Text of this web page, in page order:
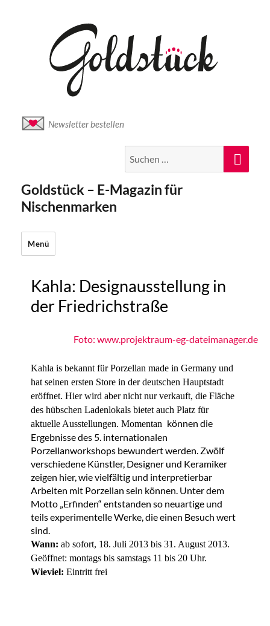
Newsletter bestellen
nach:
Goldstück – E-Magazin für
Nischenmarken
Menü
Kahla: Designausstellung in
der Friedrichstraße
Foto: www.projektraum-eg-dateimanager.de
Kahla is bekannt für Porzellan made in Germany und
hat seinen ersten Store in der deutschen Hauptstadt
eröffnet. Hier wird aber nicht nur verkauft, die Fläche
des hübschen Ladenlokals bietet auch Platz für
aktuelle Ausstellungen. Momentan können die
Ergebnisse des 5. internationalen
Porzellanworkshops bewundert werden. Zwölf
verschiedene Künstler, Designer und Keramiker
zeigen hier, wie vielfältig und interpretierbar
Arbeiten mit Porzellan sein können. Unter dem
Motto „Erfinden“ entstanden so neuartige und
teils experimentelle Werke, die einen Besuch wert
sind.
Wann: ab sofort, 18. Juli 2013 bis 31. August 2013.
Geöffnet: montags bis samstags 11 bis 20 Uhr.
Wieviel: Eintritt frei